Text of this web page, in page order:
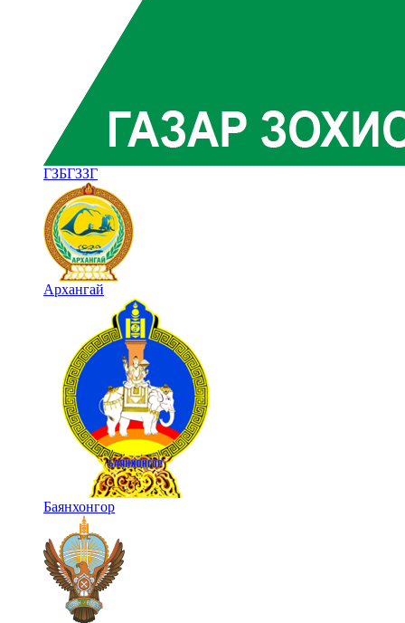
ГЗБГЗЗГ
Архангай
Баянхонгор